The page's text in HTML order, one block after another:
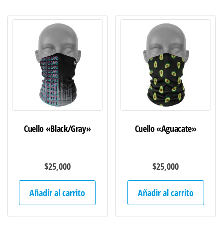
Cuello «Black/Gray»
$25,000
Añadir al carrito
Cuello «Aguacate»
$25,000
Añadir al carrito